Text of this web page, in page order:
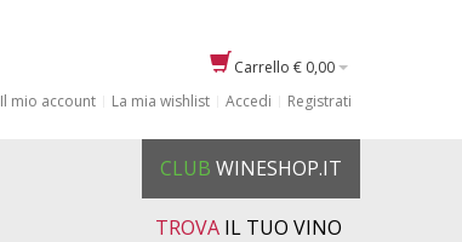
Carrello € 0,00
Il mio account La mia wishlist Accedi Registrati
CLUB WINESHOP.IT
TROVA IL TUO VINO